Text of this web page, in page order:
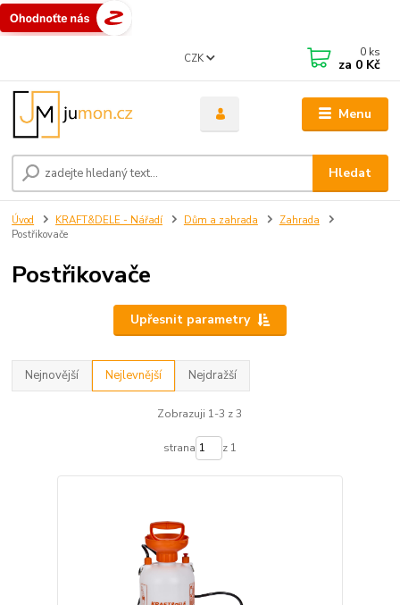
Menu
CZK
Hledat
0 ks
za 0 Kč
Úvod KRAFT&DELE - Nářadí Dům a zahrada
Zahrada
Postřikovače
Postřikovače
Upřesnit parametry
Nejnovější Nejlevnější Nejdražší
Zobrazuji 1-3 z 3
strana z 1